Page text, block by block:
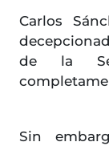
Carlos
de la
Sin